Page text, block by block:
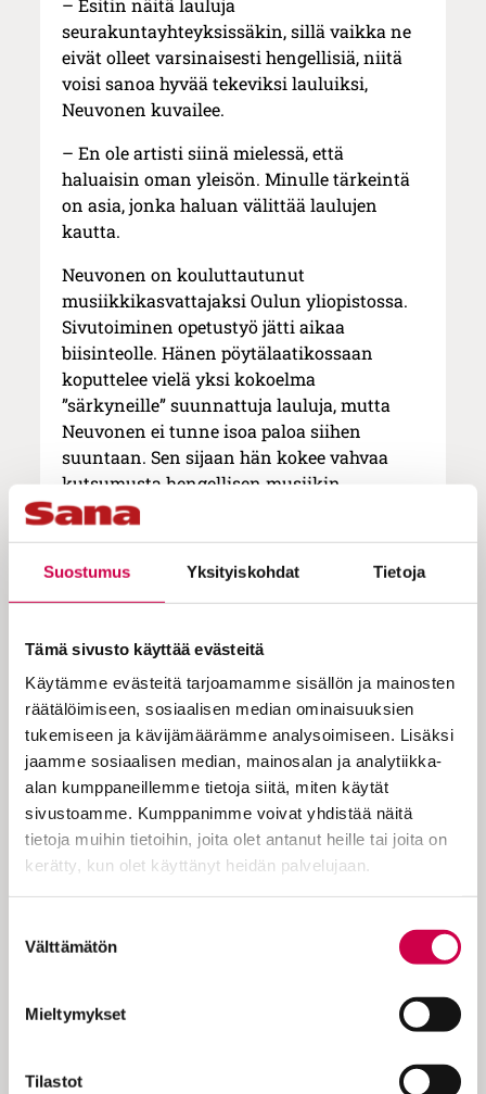
Suostumus Yksityiskohdat Tietoja
Tämä sivusto käyttää evästeitä
Käytämme evästeitä tarjoamamme sisällön ja mainosten
räätälöimiseen, sosiaalisen median ominaisuuksien
tukemiseen ja kävijämäärämme analysoimiseen. Lisäksi
jaamme sosiaalisen median, mainosalan ja analytiikka-
alan kumppaneillemme tietoja siitä, miten käytät
sivustoamme. Kumppanimme voivat yhdistää näitä
tietoja muihin tietoihin, joita olet antanut heille tai joita on
kerätty, kun olet käyttänyt heidän palvelujaan.
valinta
Välttämätön
Mieltymykset
Tilastot
– Esitin näitä lauluja
seurakuntayhteyksissäkin, sillä vaikka ne
eivät olleet varsinaisesti hengellisiä, niitä
voisi sanoa hyvää tekeviksi lauluiksi,
Neuvonen kuvailee.
– En ole artisti siinä mielessä, että
haluaisin oman yleisön. Minulle tärkeintä
on asia, jonka haluan välittää laulujen
kautta.
Neuvonen on kouluttautunut
musiikkikasvattajaksi Oulun yliopistossa.
Sivutoiminen opetustyö jätti aikaa
biisinteolle. Hänen pöytälaatikossaan
koputtelee vielä yksi kokoelma
”särkyneille” suunnattuja lauluja, mutta
Neuvonen ei tunne isoa paloa siihen
suuntaan. Sen sijaan hän kokee vahvaa
kutsumusta hengellisen musiikin
tekemiseen.
Käyttömusiikkia
Lauluntekijän kynästä on syntynyt
Vilja-Tuulia Huotarisenkäsikirjoittamiin
näytelmiin sekä hänen omiin teksteihinsä
musiikkidraamassa Immanuel(2013),
soivassa joulukuvaelmassaKuka Hän
on(2016),
pääsiäismusikaalissaPassion(2017) sekä
näytelmissäLucia(2018) jaMiksi pääsiäistä
vietetään?(2019).
Näytelmien teemoista on jo luettavissa
kulkuun ja jumalanpalveluselämään. Hän
on vaihtanut opettamisen kanttorin työhön
Pirkkalan seurakunnassa. Hän toimii myös